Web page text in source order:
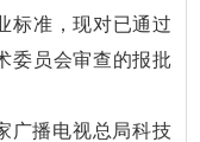
标准，现对已通过
委员会审查的报批
广播电视总局科技